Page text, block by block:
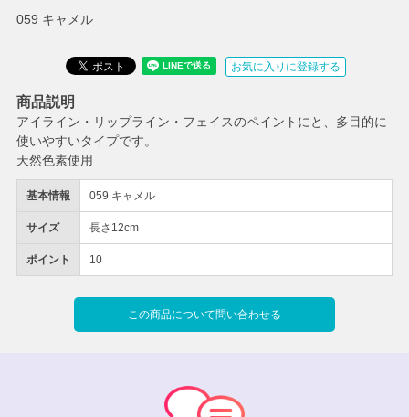
059 キャメル
基本情報 059 キャメル
サイズ 長さ12cm
ポイント 10
お気に入りに登録する
この商品について問い合わせる
商品説明
アイライン・リップライン・フェイスのペイントにと、多目的に
使いやすいタイプです。
天然色素使用